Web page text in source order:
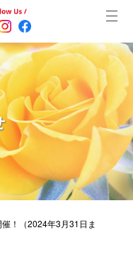
！（2024年3月31日ま